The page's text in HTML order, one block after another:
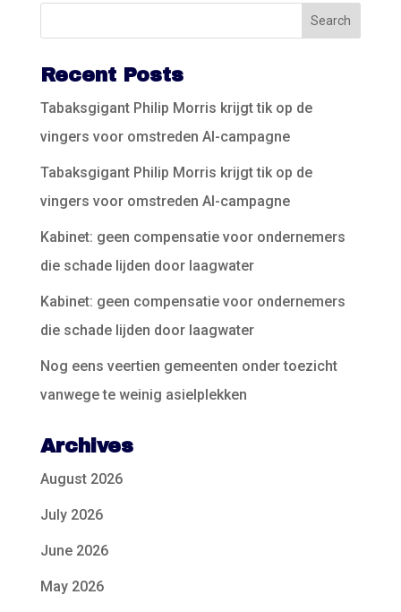
Recent Posts
Tabaksgigant Philip Morris krijgt tik op de
vingers voor omstreden AI-campagne
Tabaksgigant Philip Morris krijgt tik op de
vingers voor omstreden AI-campagne
Kabinet: geen compensatie voor ondernemers
die schade lijden door laagwater
Kabinet: geen compensatie voor ondernemers
die schade lijden door laagwater
Nog eens veertien gemeenten onder toezicht
vanwege te weinig asielplekken
Archives
August 2026
July 2026
June 2026
May 2026